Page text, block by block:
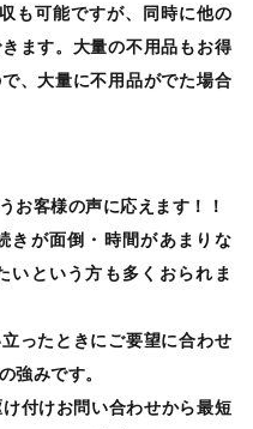
も可能ですが、同時に他の
ます。大量の不用品もお得
、大量に不用品がでた場合
お客様の声に応えます！！
きが面倒・時間があまりな
いという方も多くおられま
ったときにご要望に合わせ
強みです。
付けお問い合わせから最短